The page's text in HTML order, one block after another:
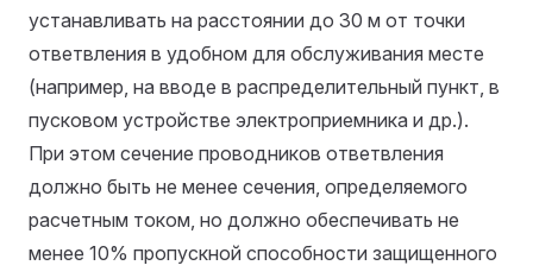
устанавливать на расстоянии до 30 м от точки
ответвления в удобном для обслуживания месте
(например, на вводе в распределительный пункт, в
пусковом устройстве электроприемника и др.).
При этом сечение проводников ответвления
должно быть не менее сечения, определяемого
расчетным током, но должно обеспечивать не
менее 10% пропускной способности защищенного